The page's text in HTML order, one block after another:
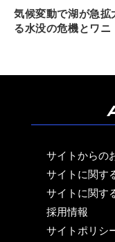
気候変動で湖が急拡
る水没の危機とワニ
サイトからの
サイトに関す
サイトに関す
採用情報
サイトポリシ